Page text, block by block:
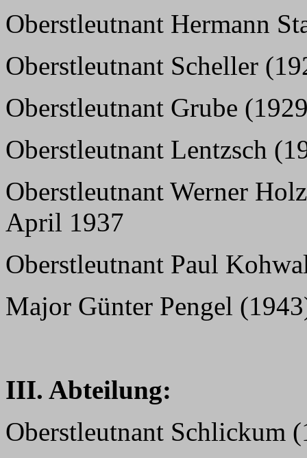
Oberstleutnant Hermann
Oberstleutnant Scheller
Oberstleutnant Grube
Oberstleutnant Lentzsch
Oberstleutnant Werner
April 1937
Oberstleutnant Paul
Major Günter Pengel
III. Abteilung:
Oberstleutnant Schlickum